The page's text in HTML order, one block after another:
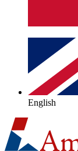
English